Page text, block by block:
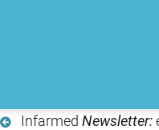
Infarmed Newsletter: